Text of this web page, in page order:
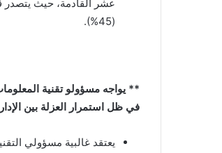
(45%).
** يواجه مسؤولو تقنية
في ظل استمرار العزلة بين